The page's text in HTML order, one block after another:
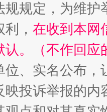
规规定，为维
， 在收到本网
认。（不作回应
位、实名公布
映投诉举报的